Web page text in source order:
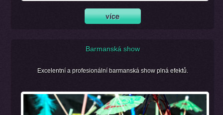
Barmanská show
Excelentní a profesionální barmanská show plná efektů.